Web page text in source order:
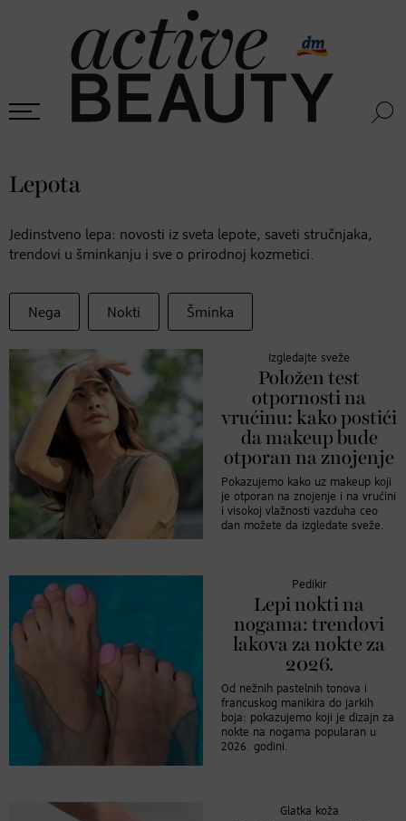
Lepota
Jedinstveno lepa: novosti iz sveta lepote, saveti stručnjaka,
trendovi u šminkanju i sve o prirodnoj kozmetici.
Nega Nokti Šminka
Izgledajte sveže
Položen test
otpornosti na
vrućinu: kako postići
da makeup bude
otporan na znojenje
Pokazujemo kako uz makeup koji
je otporan na znojenje i na vrućini
i visokoj vlažnosti vazduha ceo
dan možete da izgledate sveže.
Pedikir
Lepi nokti na
nogama: trendovi
lakova za nokte za
2026.
Od nežnih pastelnih tonova i
francuskog manikira do jarkih
boja: pokazujemo koji je dizajn za
nokte na nogama popularan u
2026. godini.
Glatka koža